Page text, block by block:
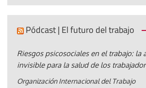
Pódcast | El futuro del trabajo
Riesgos psicosociales en el trabajo: la
invisible para la salud de los
Organización Internacional del Trabajo